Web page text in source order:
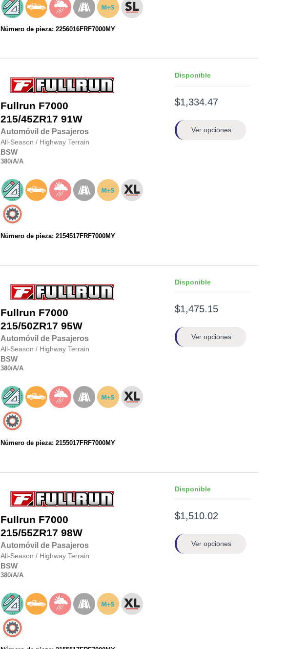
Número de pieza: 2256016FRF7000MY
Fullrun F7000
215/45ZR17 91W
Automóvil de Pasajeros
All-Season / Highway Terrain
BSW
380/A/A
Número de pieza: 2154517FRF7000MY
Disponible
$1,334.47
Ver opciones
Fullrun F7000
215/50ZR17 95W
Automóvil de Pasajeros
All-Season / Highway Terrain
BSW
380/A/A
Número de pieza: 2155017FRF7000MY
Disponible
$1,475.15
Ver opciones
Fullrun F7000
215/55ZR17 98W
Automóvil de Pasajeros
All-Season / Highway Terrain
BSW
380/A/A
Disponible
$1,510.02
Ver opciones